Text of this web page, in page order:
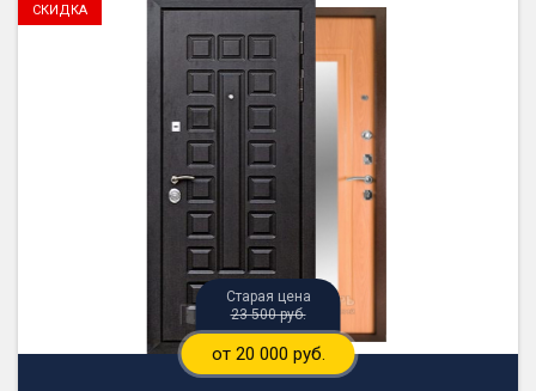
23 500 руб.
от 20 000 руб.